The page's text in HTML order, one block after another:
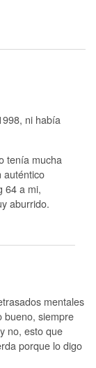
ni había
tenía mucha
auténtico
64 a mi,
aburrido.
mentales
siempre
no, esto que
porque lo digo